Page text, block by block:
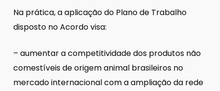
Na prática, a aplicação do Plano de Trabalho
disposto no Acordo visa:
– aumentar a competitividade dos produtos não
comestíveis de origem animal brasileiros no
mercado internacional com a ampliação da rede